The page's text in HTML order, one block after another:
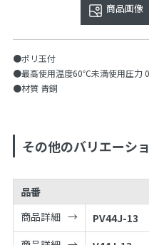
商品画像
●ポリ玉付
●最高使用温度60℃未満使用圧力
●材質 青銅
その他のバリエーシ
品番
商品詳細
PV44J-13